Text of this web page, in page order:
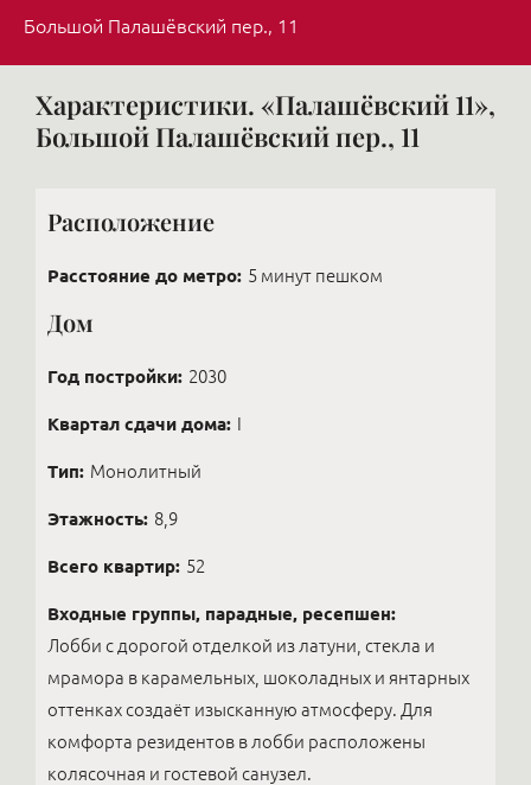
Большой Палашёвский пер., 11
Характеристики. «Палашёвский 11»,
Большой Палашёвский пер., 11
Расположение
Расстояние до метро: 5 минут пешком
Дом
Год постройки: 2030
Квартал сдачи дома: I
Тип: Монолитный
Этажность: 8,9
Всего квартир: 52
Входные группы, парадные, ресепшен:
Лобби с дорогой отделкой из латуни, стекла и
мрамора в карамельных, шоколадных и янтарных
оттенках создаёт изысканную атмосферу. Для
комфорта резидентов в лобби расположены
колясочная и гостевой санузел.